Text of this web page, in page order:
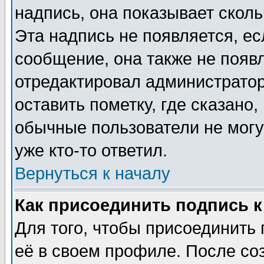
надпись, она показывает
Эта надпись не появляется,
сообщение, она также не
отредактировал
оставить пометку, где
обычные пользователи не
уже кто-то ответил.
Вернуться к началу
Как присоединить подпись
Для того, чтобы
её в своем профиле. После